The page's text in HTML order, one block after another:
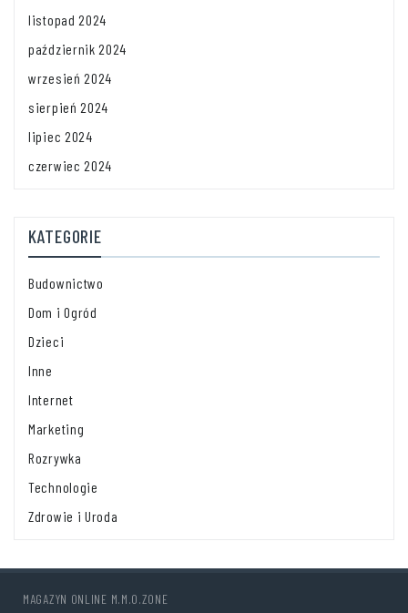
listopad 2024
październik 2024
wrzesień 2024
sierpień 2024
lipiec 2024
czerwiec 2024
KATEGORIE
Budownictwo
Dom i Ogród
Dzieci
Inne
Internet
Marketing
Rozrywka
Technologie
Zdrowie i Uroda
MAGAZYN ONLINE M.M.O.ZONE